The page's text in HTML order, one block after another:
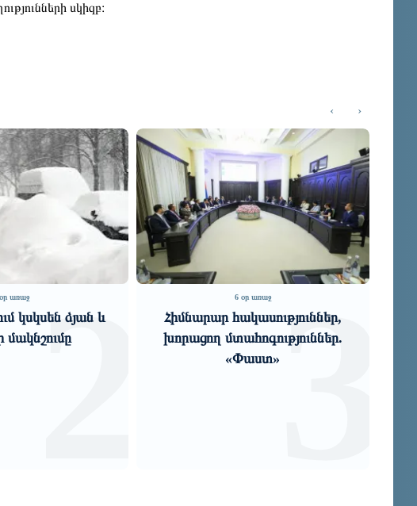
սկիզբ։
6 օր առաջ 3 7 օր առաջ
«Մերձավոր Արևելքի նոր
խաղը․ նեղուցները դառնում են
ճնշման գործիք»․ Արտակ
4
‹ ›